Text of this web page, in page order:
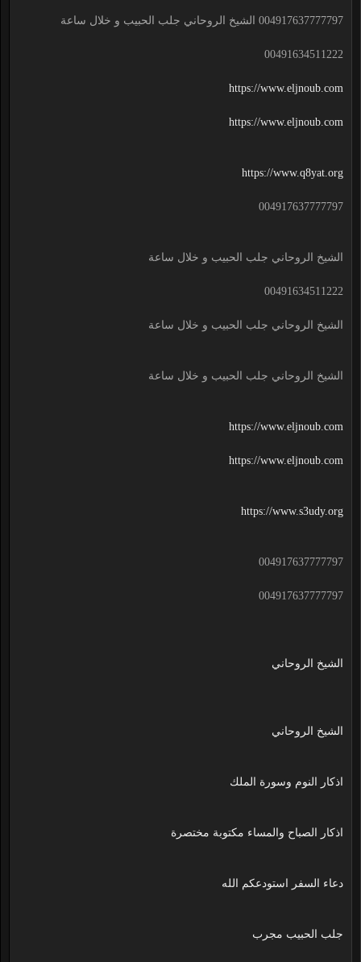
004917637777797 الشيخ الروحاني جلب الحبيب و خلال ساعة
00491634511222
https://www.eljnoub.com
https://www.eljnoub.com
https://www.q8yat.org
004917637777797
الشيخ الروحاني جلب الحبيب و خلال ساعة
00491634511222
الشيخ الروحاني جلب الحبيب و خلال ساعة
الشيخ الروحاني جلب الحبيب و خلال ساعة
https://www.eljnoub.com
https://www.eljnoub.com
https://www.s3udy.org
004917637777797
004917637777797
الشيخ الروحاني
الشيخ الروحاني
اذكار النوم وسورة الملك
اذكار الصباح والمساء مكتوبة مختصرة
دعاء السفر استودعكم الله
جلب الحبيب مجرب